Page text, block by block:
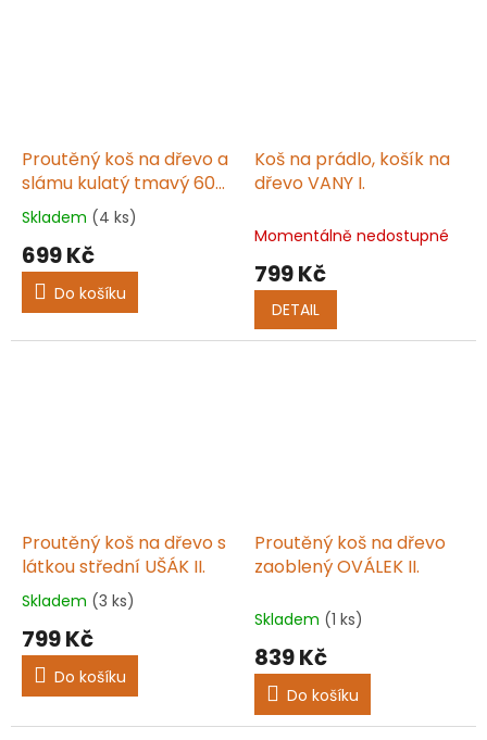
Proutěný koš na dřevo a
slámu kulatý tmavý 60
cm SLAMY III.
Průměrné
hodnocení
produktu
5,0
5
Skladem (4 ks)
699 Kč
Do košíku
Koš na prádlo, košík na
dřevo VANY I.
Momentálně nedostupné
799 Kč
DETAIL
Proutěný koš na dřevo s
látkou střední UŠÁK II.
Průměrné
hodnocení
produktu
5,0
5
Skladem (3 ks)
799 Kč
Do košíku
Proutěný koš na dřevo
zaoblený OVÁLEK II.
Skladem (1 ks)
839 Kč
Do košíku